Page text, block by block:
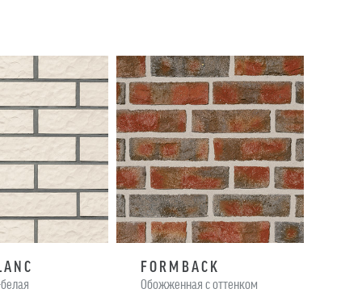
FORMBACK
Обожженная с оттенком